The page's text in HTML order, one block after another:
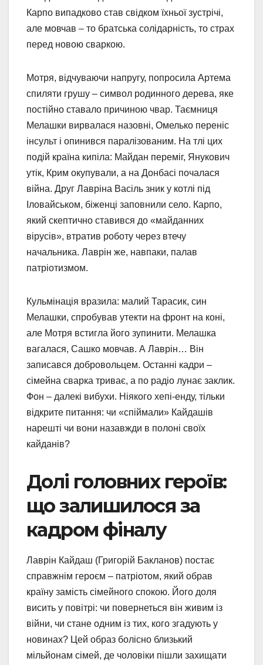
Карпо випадково став свідком їхньої зустрічі,
але мовчав – то братська солідарність, то страх
перед новою сваркою.
Мотря, відчуваючи напругу, попросила Артема
спиляти грушу – символ родинного дерева, яке
постійно ставало причиною чвар. Таємниця
Мелашки вирвалася назовні, Омелько переніс
інсульт і опинився паралізованим. На тлі цих
подій країна кипіла: Майдан переміг, Янукович
утік, Крим окупували, а на Донбасі почалася
війна. Друг Лавріна Васіль зник у котлі під
Іловайськом, біженці заповнили село. Карпо,
який скептично ставився до «майданних
вірусів», втратив роботу через втечу
начальника. Лаврін же, навпаки, палав
патріотизмом.
Кульмінація вразила: малий Тарасик, син
Мелашки, спробував утекти на фронт на коні,
але Мотря встигла його зупинити. Мелашка
вагалася, Сашко мовчав. А Лаврін… Він
записався добровольцем. Останні кадри –
сімейна сварка триває, а по радіо лунає заклик.
Фон – далекі вибухи. Ніякого хепі-енду, тільки
відкрите питання: чи «спіймали» Кайдашів
нарешті чи вони назавжди в полоні своїх
кайданів?
Долі головних героїв:
що залишилося за
кадром фіналу
Лаврін Кайдаш (Григорій Бакланов) постає
справжнім героєм – патріотом, який обрав
країну замість сімейного спокою. Його доля
висить у повітрі: чи повернеться він живим із
війни, чи стане одним із тих, кого згадують у
новинах? Цей образ болісно близький
мільйонам сімей, де чоловіки пішли захищати